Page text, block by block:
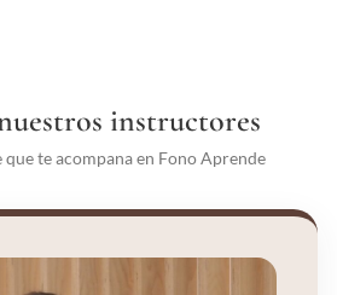
instructores
te acompana en Fono Aprende